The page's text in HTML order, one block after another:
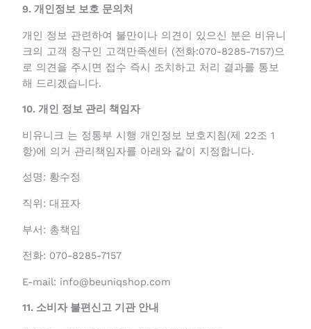
아웃 (Logout)을 해 주시기 바랍니다.
9. 개인정보 보호 문의처
개인 정보 관련하여 불만이나 의견이 있으신 분은 비유
니크의 고객 창구인 고객만족센터 (전화:070-8285-
과를 통보해 드리겠습니다.
10. 개인 정보 관리 책임자
항)에 의거 관리책임자를 아래와 같이 지정합니다.
성명: 황수정
직위: 대표자
부서: 총책임
전화: 070-8285-7157
E-mail: info@beuniqshop.com